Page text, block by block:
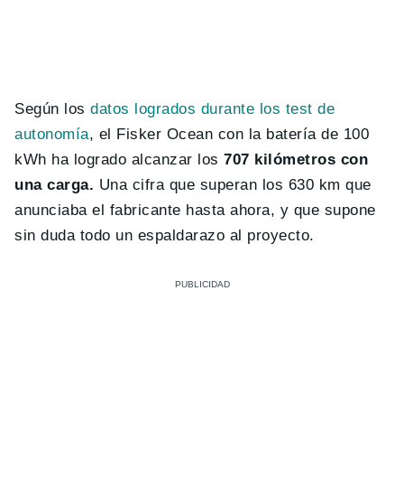
Según los datos logrados durante los test de
autonomía, el Fisker Ocean con la batería de 100
kWh ha logrado alcanzar los 707 kilómetros con
una carga. Una cifra que superan los 630 km que
anunciaba el fabricante hasta ahora, y que supone
sin duda todo un espaldarazo al proyecto.